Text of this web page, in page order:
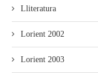
Lliteratura
Lorient 2002
Lorient 2003